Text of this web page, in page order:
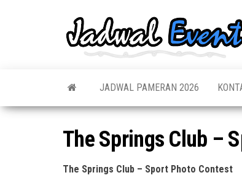
JADWAL PAMERAN 2026
The Springs Club –
The Springs Club – Sport Photo Contest